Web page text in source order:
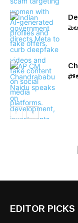
EDITOR PICKS